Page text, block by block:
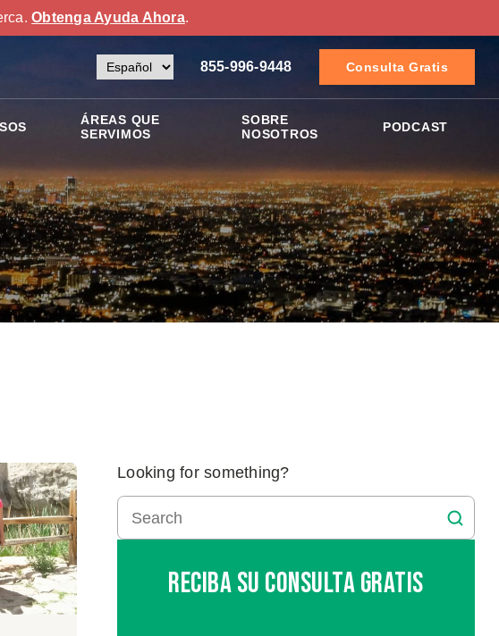
Obtenga Ayuda Ahora.
855-996-9448 Consulta Gratis
ÁREAS QUE
SERVIMOS
SOBRE
NOSOTROS
PODCAST
Looking for something?
Reciba Su Consulta Gratis